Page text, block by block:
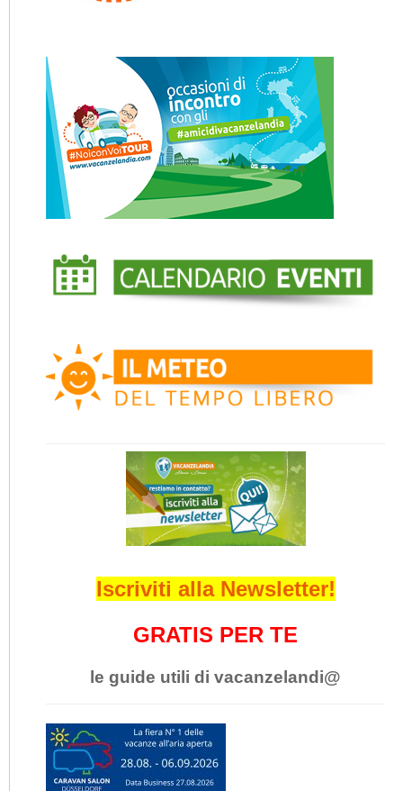
Iscriviti alla Newsletter!
GRATIS PER TE
le guide utili di vacanzelandi@